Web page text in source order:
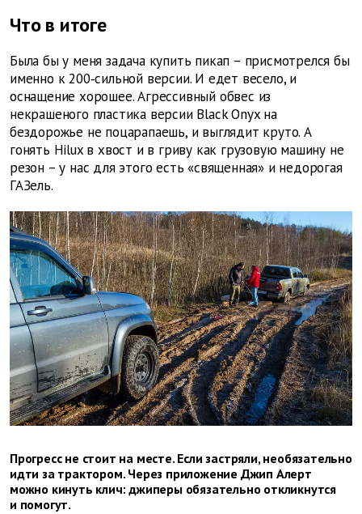
Что в итоге
Была бы у меня задача купить пикап – присмотрелся бы
именно к 200‑сильной версии. И едет весело, и
оснащение хорошее. Агрессивный обвес из
некрашеного пластика версии Black Onyx на
бездорожье не поцарапаешь, и выглядит круто. А
гонять Hilux в хвост и в гриву как грузовую машину не
резон – у нас для этого есть «священная» и недорогая
ГАЗель.
Прогресс не стоит на месте. Если застряли, необязательно
идти за трактором. Через ­приложение Джип Алерт
можно кинуть клич: ­джиперы обязательно откликнутся
и помогут.